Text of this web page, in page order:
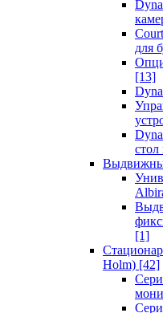
для
[13]
стол
[1]
Holm) [42]